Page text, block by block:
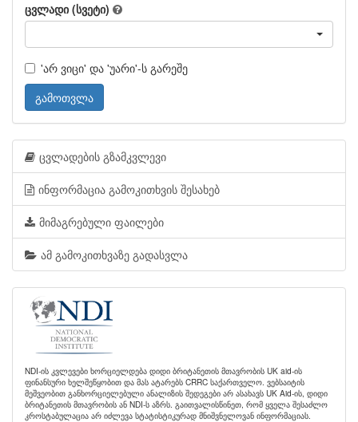
ცვლადი (სვეტი)
'არ ვიცი' და 'უარი'-ს გარეშე
გამოთვლა
ცვლადების გზამკვლევი
ინფორმაცია გამოკითხვის შესახებ
მიმაგრებული ფაილები
ამ გამოკითხვაზე გადასვლა
NDI-ის კვლევები ხორციელდება დიდი ბრიტანეთის მთავრობის UK aid-ის
ფინანსური ხელშეწყობით და მას ატარებს CRRC საქართველო. ვებსაიტის
მეშვეობით განხორციელებული ანალიზის შედეგები არ ასახავს UK Aid-ის, დიდი
ბრიტანეთის მთავრობის ან NDI-ს აზრს. გაითვალისწინეთ, რომ ყველა შესაძლო
კროსტაბულაცია არ იძლევა სტატისტიკურად მნიშვნელოვან ინფორმაციას.